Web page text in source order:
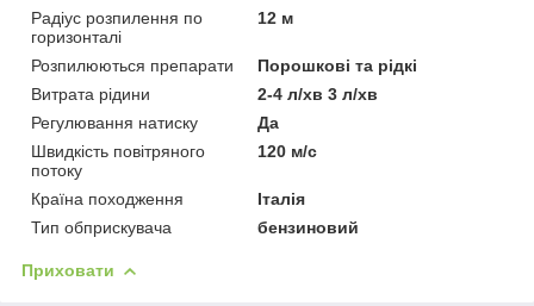
Радіус розпилення по
горизонталі
12 м
Розпилюються препарати
Порошкові та рідкі
Витрата рідини
2-4 л/хв 3 л/хв
Регулювання натиску
Да
Швидкість повітряного
потоку
120 м/с
Країна походження
Італія
Тип обприскувача
бензиновий
Приховати